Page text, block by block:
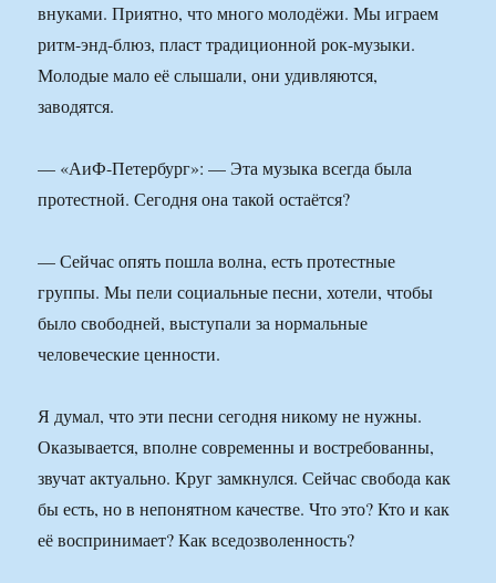
внуками. Приятно, что много молодёжи. Мы играем
ритм-энд-блюз, пласт традиционной рок-музыки.
Молодые мало её слышали, они удивляются,
заводятся.
— «АиФ-Петербург»: — Эта музыка всегда была
протестной. Сегодня она такой остаётся?
— Сейчас опять пошла волна, есть протестные
группы. Мы пели социальные песни, хотели, чтобы
было свободней, выступали за нормальные
человеческие ценности.
Я думал, что эти песни сегодня никому не нужны.
Оказывается, вполне современны и востребованны,
звучат актуально. Круг замкнулся. Сейчас свобода как
бы есть, но в непонятном качестве. Что это? Кто и как
её воспринимает? Как вседозволенность?